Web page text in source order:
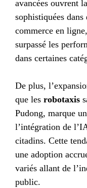
avancées ouvrent
sophistiquées
commerce en
surpassé les
dans certaines
De plus,
que les robotaxis
Pudong, marque
l’intégration de
citadins. Cette
une adoption
variés allant de
public.